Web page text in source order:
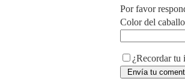
Por favor
Color del
¿Recordar tu